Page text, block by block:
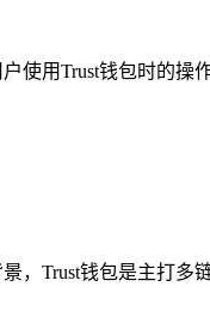
使用Trust钱包时的操
，Trust钱包是主打多